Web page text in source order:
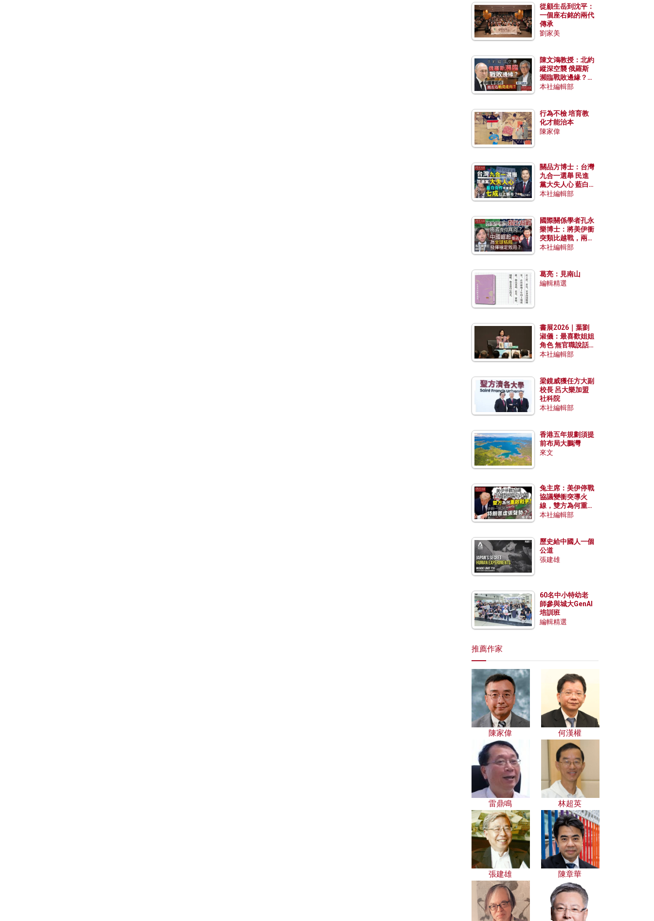
從顧生岳到沈平：
一個座右銘的兩代
傳承
劉家美
陳文鴻教授：北約
縱深空襲 俄羅斯
瀕臨戰敗邊緣？中
國零部件能左右戰
本社編輯部
行為不檢 培育教
化才能治本
陳家偉
關品方博士：台灣
九合一選舉 民進
黨大失人心 藍白
合作有望拿下七成
本社編輯部
國際關係學者孔永
樂博士：將美伊衝
突類比越戰，兩者
有何異同？中國崛
本社編輯部
葛亮：見南山
編輯精選
書展2026｜葉劉
淑儀：最喜歡姐姐
角色 無官職說話
包袱少
本社編輯部
梁鏡威獲任方大副
校長 呂大樂加盟
社科院
本社編輯部
香港五年規劃須提
前布局大鵬灣
來文
兔主席：美伊停戰
協議變衝突導火
線，雙方為何重啟
戰爭？伊朗一早洞
本社編輯部
歷史給中國人一個
公道
張建雄
60名中小特幼老
師參與城大GenAI
培訓班
編輯精選
推薦作家
陳家偉 何漢權
雷鼎鳴 林超英
張建雄 陳章華